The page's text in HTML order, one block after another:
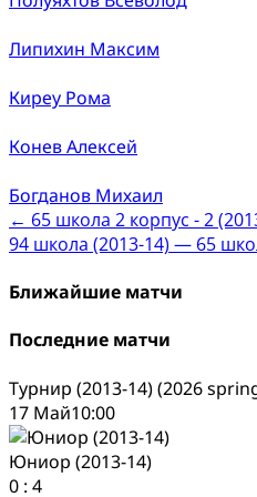
Липихин Максим
Киреу Рома
Конев Алексей
Богданов Михаил
Post
navigation
← 65 школа 2 корпус - 2
94 школа (2013-14) — 65
Ближайшие матчи
Последние матчи
Турнир (2013-14) (2026
17 Май10:00
Юниор (2013-14)
0 : 4